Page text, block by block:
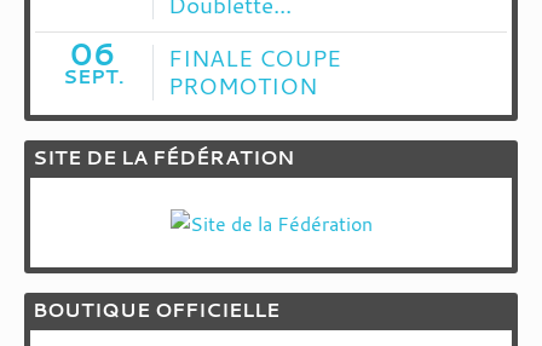
06
SEPT.
FINALE COUPE
PROMOTION
SITE DE LA FÉDÉRATION
BOUTIQUE OFFICIELLE